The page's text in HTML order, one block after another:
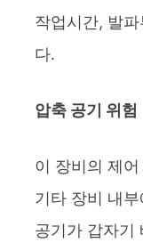
작업시간, 발
다.
압축 공기 위험
이 장비의 제
기타 장비 내
공기가 갑자기